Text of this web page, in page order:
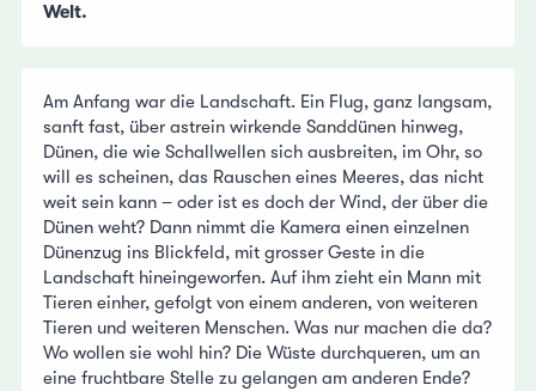
Welt.
Am Anfang war die Landschaft. Ein Flug, ganz langsam,
sanft fast, über astrein wirkende Sanddünen hinweg,
Dünen, die wie Schallwellen sich ausbreiten, im Ohr, so
will es scheinen, das Rauschen eines Meeres, das nicht
weit sein kann – oder ist es doch der Wind, der über die
Dünen weht? Dann nimmt die Kamera einen einzelnen
Dünenzug ins Blickfeld, mit grosser Geste in die
Landschaft hineingeworfen. Auf ihm zieht ein Mann mit
Tieren einher, gefolgt von einem anderen, von weiteren
Tieren und weiteren Menschen. Was nur machen die da?
Wo wollen sie wohl hin? Die Wüste durchqueren, um an
eine fruchtbare Stelle zu gelangen am anderen Ende?